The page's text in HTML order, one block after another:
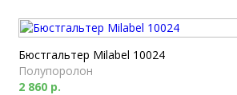
Бюстгальтер Milabel 10024
Полупоролон
2 860 р.